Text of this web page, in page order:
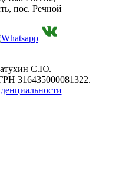
пос. Речной
С.Ю.
316435000081322.